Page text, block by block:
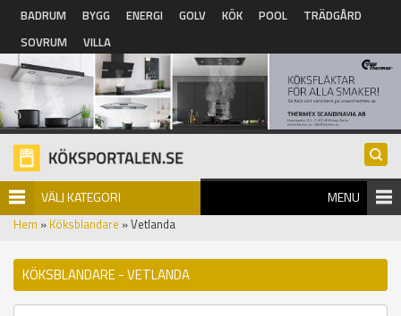
Hoppa till huvudinnehåll
BADRUM BYGG ENERGI GOLV KÖK POOL
TRÄDGÅRD
SOVRUM
VILLA
VÄLJ KATEGORI MENU
Hem » Köksblandare » Vetlanda
KÖKSBLANDARE - VETLANDA